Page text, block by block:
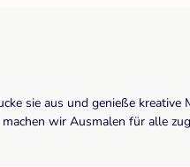
sie aus und genieße
wir Ausmalen für alle